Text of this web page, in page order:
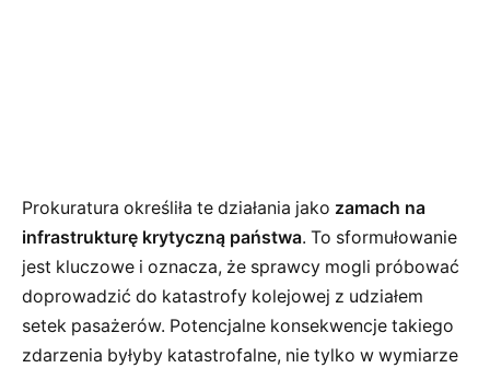
Prokuratura określiła te działania jako zamach na
infrastrukturę krytyczną państwa. To sformułowanie
jest kluczowe i oznacza, że sprawcy mogli próbować
doprowadzić do katastrofy kolejowej z udziałem
setek pasażerów. Potencjalne konsekwencje takiego
zdarzenia byłyby katastrofalne, nie tylko w wymiarze